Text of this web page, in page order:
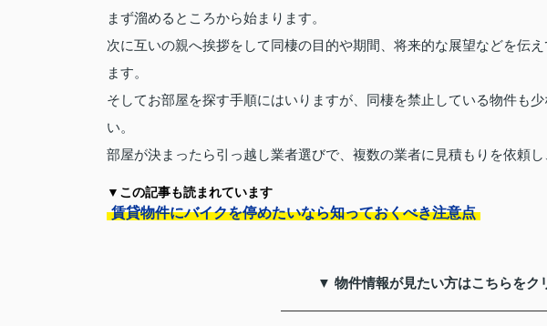
まず溜めるところから始まります。
次に互いの親へ挨拶をして同棲の目的や期間、将来的な展望などを伝
ます。
そしてお部屋を探す手順にはいりますが、同棲を禁止している物件も
い。
部屋が決まったら引っ越し業者選びで、複数の業者に見積もりを依頼
▼この記事も読まれています
賃貸物件にバイクを停めたいなら知っておくべき注意点
▼ 物件情報が見たい方はこちらをク